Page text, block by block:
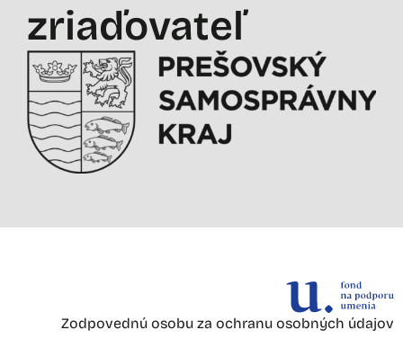
zriaďovateľ
Zodpovednú osobu za ochranu osobných údajov